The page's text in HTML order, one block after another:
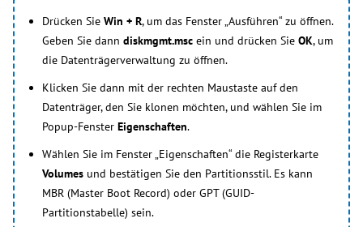
Drücken Sie Win + R, um das Fenster „Ausführen“ zu öffnen.
Geben Sie dann diskmgmt.msc ein und drücken Sie OK, um
die Datenträgerverwaltung zu öffnen.
Klicken Sie dann mit der rechten Maustaste auf den
Datenträger, den Sie klonen möchten, und wählen Sie im
Popup-Fenster Eigenschaften.
Wählen Sie im Fenster „Eigenschaften“ die Registerkarte
Volumes und bestätigen Sie den Partitionsstil. Es kann
MBR (Master Boot Record) oder GPT (GUID-
Partitionstabelle) sein.